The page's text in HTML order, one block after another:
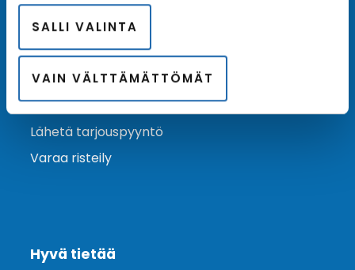
SALLI VALINTA
VAIN VÄLTTÄMÄTTÖMÄT
Ota yhteyttä
Asiakaspalvelu
Lähetä tarjouspyyntö
Varaa risteily
Hyvä tietää